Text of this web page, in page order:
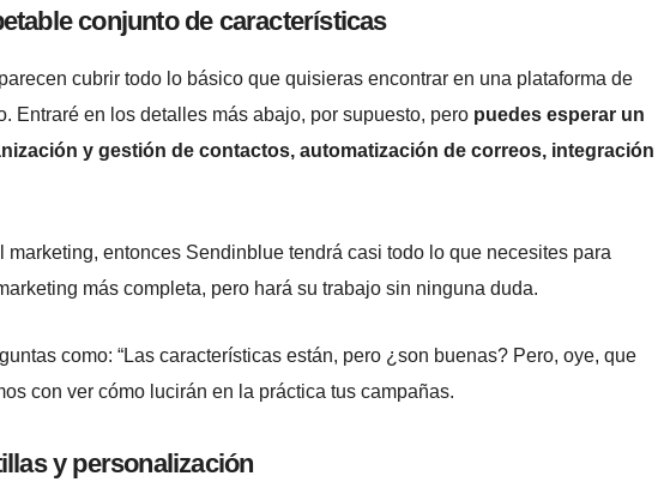
conjunto de características
cubrir todo lo básico que quisieras encontrar en una plataforma de
Entraré en los detalles más abajo, por supuesto, pero puedes esperar un
y gestión de contactos, automatización de correos, integración
entonces Sendinblue tendrá casi todo lo que necesites para
más completa, pero hará su trabajo sin ninguna duda.
como: “Las características están, pero ¿son buenas? Pero, oye, que
con ver cómo lucirán en la práctica tus campañas.
y personalización